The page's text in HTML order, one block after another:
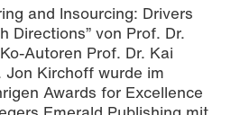
and Insourcing: Drivers
Directions” von Prof. Dr.
Autoren Prof. Dr. Kai
Jon Kirchoff wurde im
Awards for Excellence